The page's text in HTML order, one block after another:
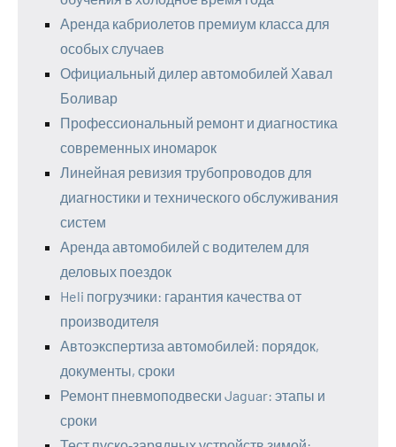
Аренда кабриолетов премиум класса для
особых случаев
Официальный дилер автомобилей Хавал
Боливар
Профессиональный ремонт и диагностика
современных иномарок
Линейная ревизия трубопроводов для
диагностики и технического обслуживания
систем
Аренда автомобилей с водителем для
деловых поездок
Heli погрузчики: гарантия качества от
производителя
Автоэкспертиза автомобилей: порядок,
документы, сроки
Ремонт пневмоподвески Jaguar: этапы и
сроки